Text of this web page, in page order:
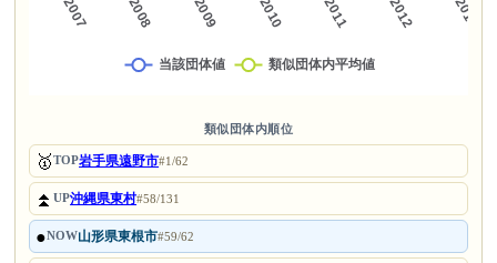
類似団体内順位
🥇TOP岩手県遠野市#1/62
⏫UP沖縄県東村#58/131
●NOW山形県東根市#59/62